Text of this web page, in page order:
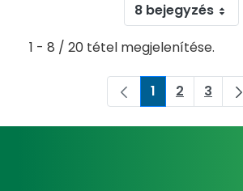
8 bejegyzés
1 - 8 / 20 tétel megjelenítése.
Oldal
1 Oldal
2 Oldal
3